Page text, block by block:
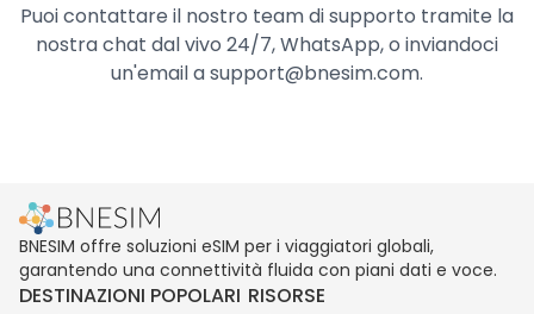
Puoi contattare il nostro team di supporto tramite la
nostra chat dal vivo 24/7, WhatsApp, o inviandoci
un'email a support@bnesim.com.
BNESIM offre soluzioni eSIM per i viaggiatori globali,
garantendo una connettività fluida con piani dati e voce.
DESTINAZIONI POPOLARI RISORSE